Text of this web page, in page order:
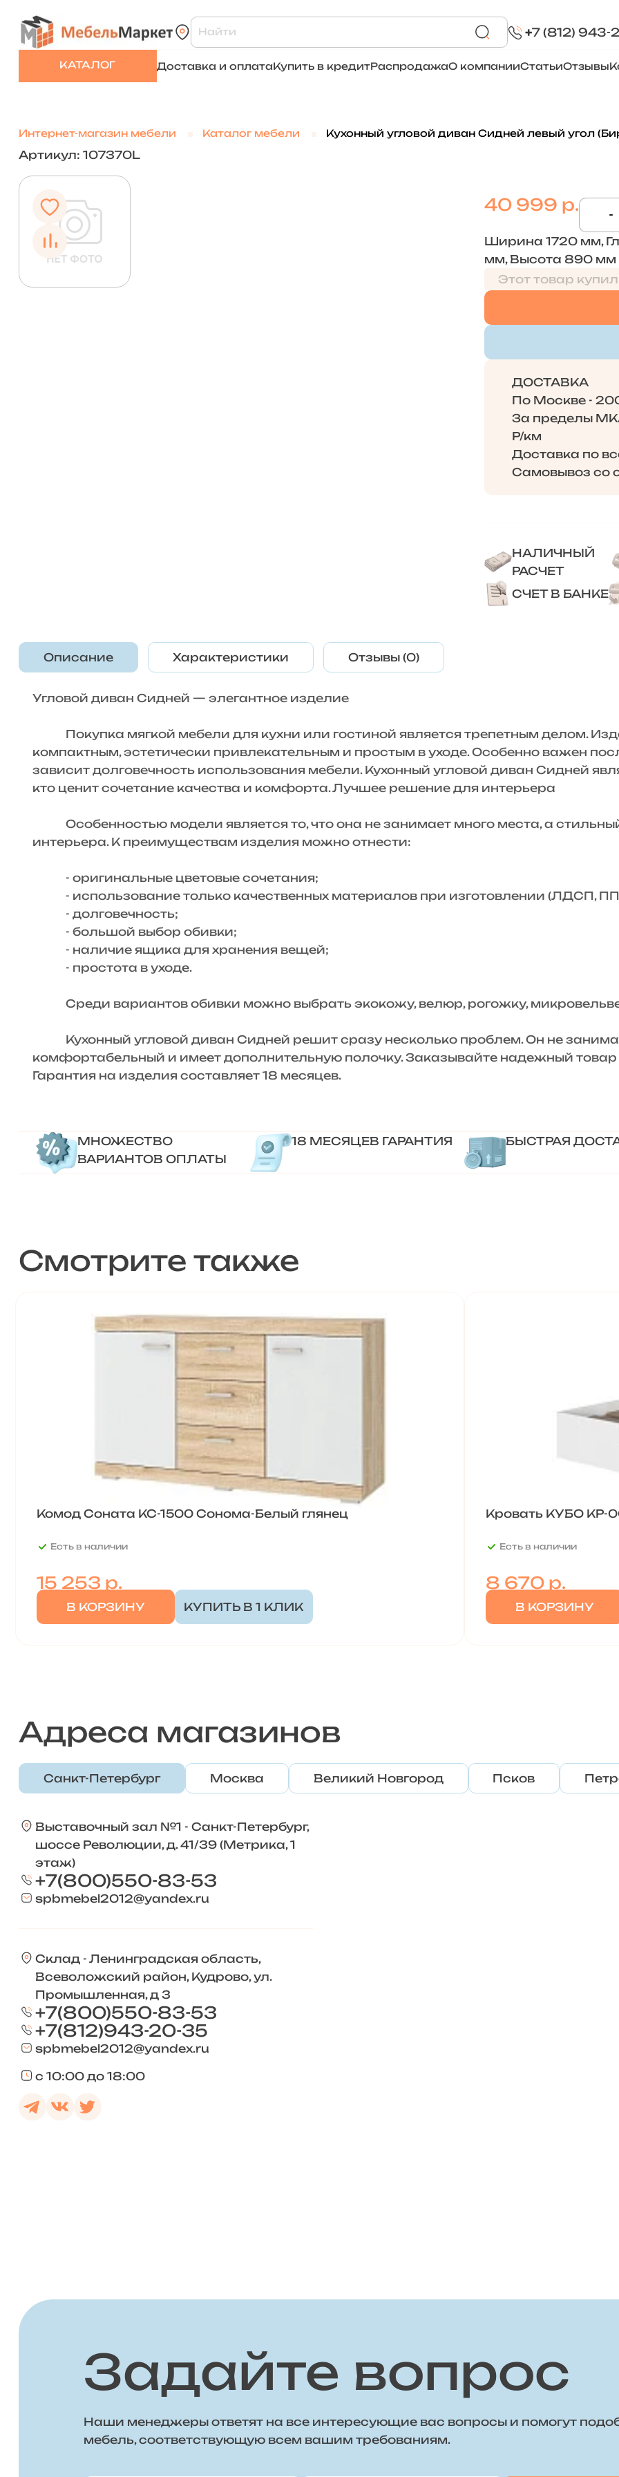
+7 (812) 943-
КАТАЛОГ Доставка и оплатаКупить в кредитРаспродажаО компанииСтатьиОтзывы
Интернет-магазин мебели Каталог мебели Кухонный угловой диван Сидней левый угол
Артикул: 107370L
40 999 р. -
Ширина 1720 мм,
мм, Высота 890 мм
Этот товар
ДОСТАВКА
По Москве -
За пределы
Р/км
Доставка по
Самовывоз со
НАЛИЧНЫЙ
РАСЧЕТ
СЧЕТ В БАНКЕ
Описание Характеристики Отзывы (0)
Угловой диван Сидней — элегантное изделие
Покупка мягкой мебели для кухни или гостиной является трепетным делом.
компактным, эстетически привлекательным и простым в уходе. Особенно важен
зависит долговечность использования мебели. Кухонный угловой диван Сидней
кто ценит сочетание качества и комфорта. Лучшее решение для интерьера
Особенностью модели является то, что она не занимает много места, а
интерьера. К преимуществам изделия можно отнести:
- оригинальные цветовые сочетания;
- использование только качественных материалов при изготовлении (ЛДСП,
- долговечность;
- большой выбор обивки;
- наличие ящика для хранения вещей;
- простота в уходе.
Среди вариантов обивки можно выбрать экокожу, велюр, рогожку,
Кухонный угловой диван Сидней решит сразу несколько проблем. Он не
комфортабельный и имеет дополнительную полочку. Заказывайте надежный товар
Гарантия на изделия составляет 18 месяцев.
МНОЖЕСТВО
ВАРИАНТОВ ОПЛАТЫ
18 МЕСЯЦЕВ ГАРАНТИЯ БЫСТРАЯ
Смотрите также
Комод Соната КС-1500 Сонома-Белый глянец
Есть в наличии
15 253 р.
В КОРЗИНУ КУПИТЬ В 1 КЛИК
Кровать КУБО КР-
Есть в наличии
8 670р.
В КОРЗИНУ
Адреса магазинов
Санкт-Петербург Москва Великий Новгород Псков
Выставочный зал №1 - Санкт-Петербург,
шоссе Революции, д. 41/39 (Метрика, 1
этаж)
+7(800)550-83-53
spbmebel2012@yandex.ru
Склад - Ленинградская область,
Всеволожский район, Кудрово, ул.
Промышленная, д 3
+7(800)550-83-53
+7(812)943-20-35
spbmebel2012@yandex.ru
с 10:00 до 18:00
Задайте вопрос
Наши менеджеры ответят на все интересующие вас вопросы и помогут
мебель, соответствующую всем вашим требованиям.